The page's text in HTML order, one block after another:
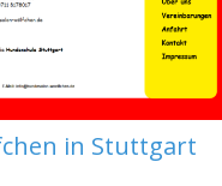
in Stuttgart